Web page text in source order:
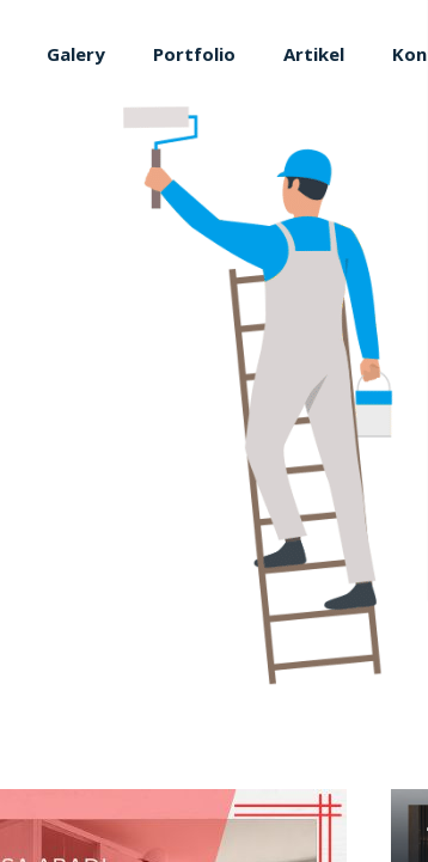
Galery Portfolio Artikel